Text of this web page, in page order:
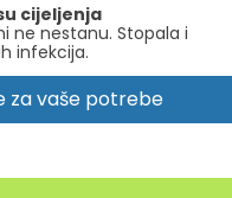
cijeljenja
ne nestanu. Stopala i
infekcija.
za vaše potrebe